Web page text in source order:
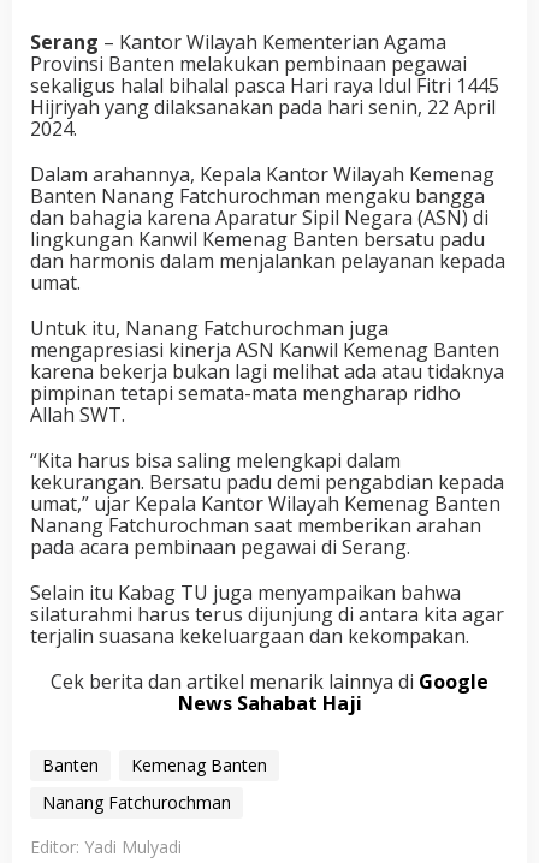
Serang – Kantor Wilayah Kementerian Agama
Provinsi Banten melakukan pembinaan pegawai
sekaligus halal bihalal pasca Hari raya Idul Fitri 1445
Hijriyah yang dilaksanakan pada hari senin, 22 April
2024.
Dalam arahannya, Kepala Kantor Wilayah Kemenag
Banten Nanang Fatchurochman mengaku bangga
dan bahagia karena Aparatur Sipil Negara (ASN) di
lingkungan Kanwil Kemenag Banten bersatu padu
dan harmonis dalam menjalankan pelayanan kepada
umat.
Untuk itu, Nanang Fatchurochman juga
mengapresiasi kinerja ASN Kanwil Kemenag Banten
karena bekerja bukan lagi melihat ada atau tidaknya
pimpinan tetapi semata-mata mengharap ridho
Allah SWT.
“Kita harus bisa saling melengkapi dalam
kekurangan. Bersatu padu demi pengabdian kepada
umat,” ujar Kepala Kantor Wilayah Kemenag Banten
Nanang Fatchurochman saat memberikan arahan
pada acara pembinaan pegawai di Serang.
Selain itu Kabag TU juga menyampaikan bahwa
silaturahmi harus terus dijunjung di antara kita agar
terjalin suasana kekeluargaan dan kekompakan.
Cek berita dan artikel menarik lainnya di Google
News Sahabat Haji
Banten
Kemenag Banten
Nanang Fatchurochman
Editor: Yadi Mulyadi